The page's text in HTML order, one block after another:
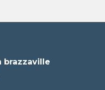
brazzaville